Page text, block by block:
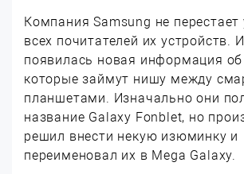
Компания Samsung не перестает
всех почитателей их устройств.
появилась новая информация об
которые займут нишу между
планшетами. Изначально они
название Galaxy Fonblet, но
решил внести некую изюминку и
переименовал их в Mega Galaxy.